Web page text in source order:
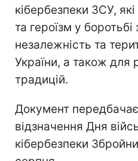
кібербезпеки ЗСУ,
та героїзм у
незалежність та
України, а також для
традицій.
Документ
відзначення Дня
кібербезпеки